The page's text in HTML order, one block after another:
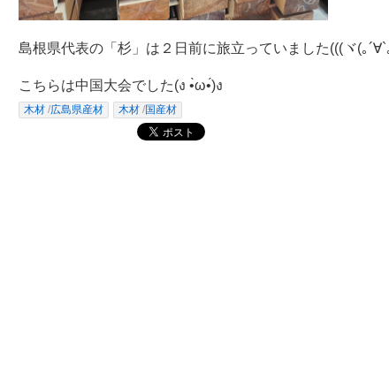
島根県代表の「杉」は２日前に旅立っていました(((ヾ(｡´∀`
こちらは中国大会でした(ง •̀ω•́)ง
木材 /広島県産材 木材 /国産材